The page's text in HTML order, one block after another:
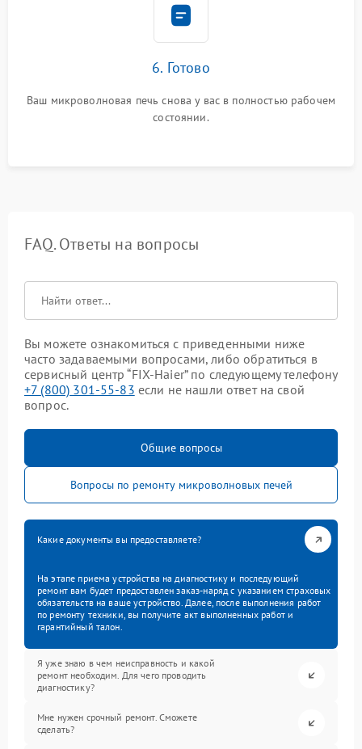
6. Готово
Ваш микроволновая печь снова у вас в полностью рабочем
состоянии.
FAQ. Ответы на вопросы
Вы можете ознакомиться с приведенными ниже
часто задаваемыми вопросами, либо обратиться в
сервисный центр “FIX-Haier” по следующему телефону
+7 (800) 301-55-83 если не нашли ответ на свой
вопрос.
Общие вопросы
Вопросы по ремонту микроволновых печей
Какие документы вы предоставляете?
На этапе приема устройства на диагностику и последующий
ремонт вам будет предоставлен заказ-наряд с указанием страховых
обязательств на ваше устройство. Далее, после выполнения работ
по ремонту техники, вы получите акт выполненных работ и
гарантийный талон.
Я уже знаю в чем неисправность и какой
ремонт необходим. Для чего проводить
диагностику?
Мне нужен срочный ремонт. Сможете
сделать?